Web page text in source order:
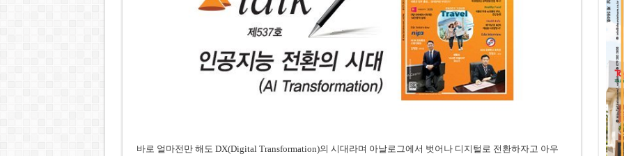
바로 얼마전만 해도 DX(Digital Transformation)의 시대라며 아날로그에서 벗어나 디지털로 전환하자고 아우